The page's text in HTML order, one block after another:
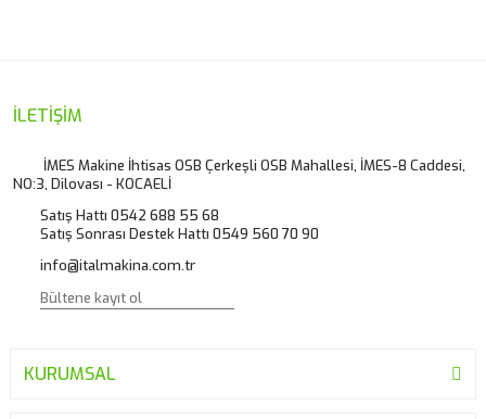
İLETİŞİM
İMES Makine İhtisas OSB Çerkeşli OSB Mahallesi, İMES-8 Caddesi,
NO:3, Dilovası - KOCAELİ
Satış Hattı 0542 688 55 68
Satış Sonrası Destek Hattı 0549 560 70 90
info@italmakina.com.tr
KURUMSAL